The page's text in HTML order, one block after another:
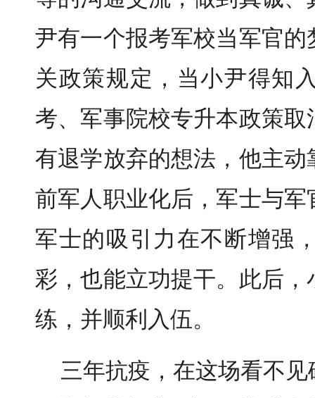
尹有一个报考军校当军官
关政策规定，当小尹得知
考、军事院校专升本政策
有退学放弃的想法，他主
前军人职业化后，军士与
军士的吸引力在不断增强
彩，也能立功提干。此后
练，并顺利入伍。
三年抗疫，在这场看不